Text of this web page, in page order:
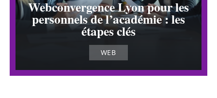
Webconvergence Lyon pour les
personnels de l’académie : les
étapes clés
WEB